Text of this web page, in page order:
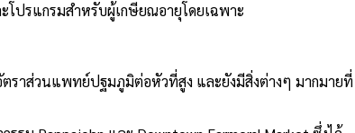
ปรแกรมสำหรับผู้เกษียณอายุโดยเฉพาะ
ตราส่วนแพทย์ปฐมภูมิต่อหัวที่สูง และยังมีสิ่งต่างๆ มากมายที่